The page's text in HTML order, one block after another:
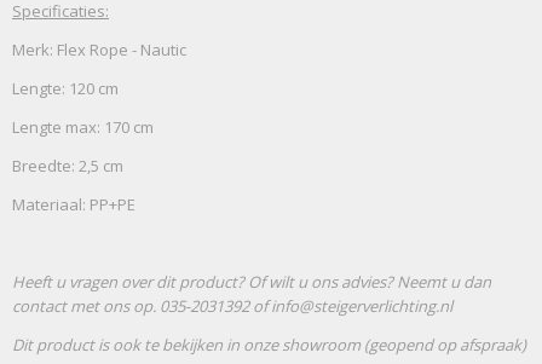
Specificaties:
Merk: Flex Rope - Nautic
Lengte: 120 cm
Lengte max: 170 cm
Breedte: 2,5 cm
Materiaal: PP+PE
Heeft u vragen over dit product? Of wilt u ons advies? Neemt u dan
contact met ons op. 035-2031392 of info@steigerverlichting.nl
Dit product is ook te bekijken in onze showroom (geopend op afspraak)